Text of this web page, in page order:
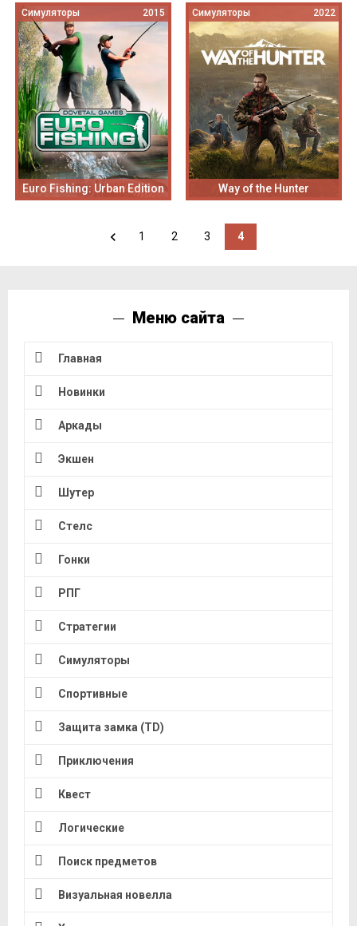
Симуляторы 2015
Euro Fishing: Urban Edition
Симуляторы 2022
Way of the Hunter
1 2 3 4
Меню сайта
Главная
Новинки
Аркады
Экшен
Шутер
Стелс
Гонки
РПГ
Стратегии
Симуляторы
Спортивные
Защита замка (TD)
Приключения
Квест
Логические
Поиск предметов
Визуальная новелла